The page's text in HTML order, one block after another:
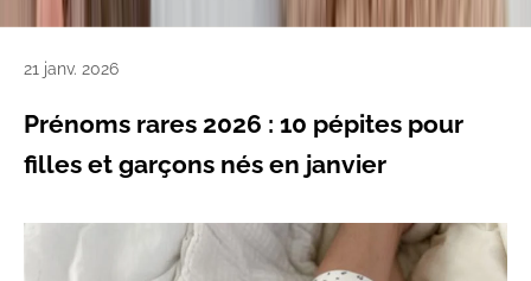
21 janv. 2026
Prénoms rares 2026 : 10 pépites pour
filles et garçons nés en janvier